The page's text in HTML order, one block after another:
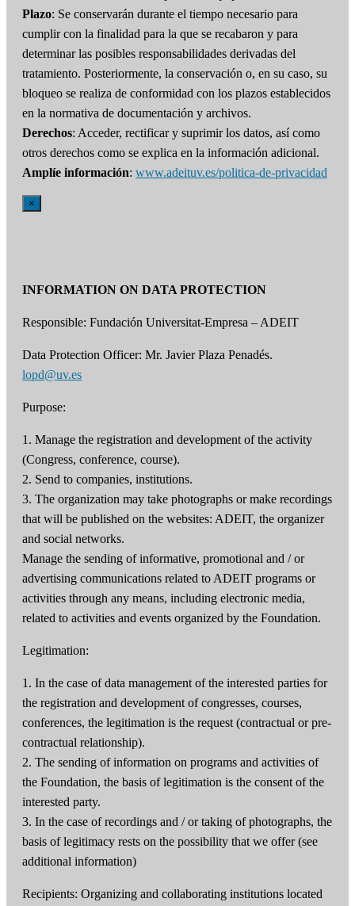
Plazo: Se conservarán durante el tiempo necesario para
cumplir con la finalidad para la que se recabaron y para
determinar las posibles responsabilidades derivadas del
tratamiento. Posteriormente, la conservación o, en su caso, su
bloqueo se realiza de conformidad con los plazos establecidos
en la normativa de documentación y archivos.
Derechos: Acceder, rectificar y suprimir los datos, así como
otros derechos como se explica en la información adicional.
Amplíe información: www.adeituv.es/politica-de-privacidad
×
INFORMATION ON DATA PROTECTION
Responsible: Fundación Universitat-Empresa – ADEIT
Data Protection Officer: Mr. Javier Plaza Penadés.
lopd@uv.es
Purpose:
1. Manage the registration and development of the activity
(Congress, conference, course).
2. Send to companies, institutions.
3. The organization may take photographs or make recordings
that will be published on the websites: ADEIT, the organizer
and social networks.
Manage the sending of informative, promotional and / or
advertising communications related to ADEIT programs or
activities through any means, including electronic media,
related to activities and events organized by the Foundation.
Legitimation:
1. In the case of data management of the interested parties for
the registration and development of congresses, courses,
conferences, the legitimation is the request (contractual or pre-
contractual relationship).
2. The sending of information on programs and activities of
the Foundation, the basis of legitimation is the consent of the
interested party.
3. In the case of recordings and / or taking of photographs, the
basis of legitimacy rests on the possibility that we offer (see
additional information)
Recipients: Organizing and collaborating institutions located